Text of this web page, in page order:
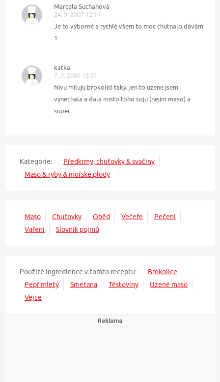
Marcela Suchanová
24. 9. 2007 12:11
Je to výborné a rychlé,všem to moc chutnalo,dávám
1
katka
7. 9. 2006 13:01
Nivu miluju,brokolici taky, jen to uzene jsem
vynechala a dala misto toho soju (nejim maso) a
super.
Kategorie:
Předkrmy, chuťovky & svačiny
Maso & ryby & mořské plody
Maso Chuťovky Oběd Večeře
Pečení
Vaření
Slovník pojmů
Použité ingredience v tomto receptu:
Brokolice
Pepř mletý
Smetana Těstoviny
Uzené maso
Vejce